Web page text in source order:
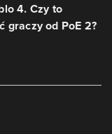
4. Czy to
graczy od PoE 2?